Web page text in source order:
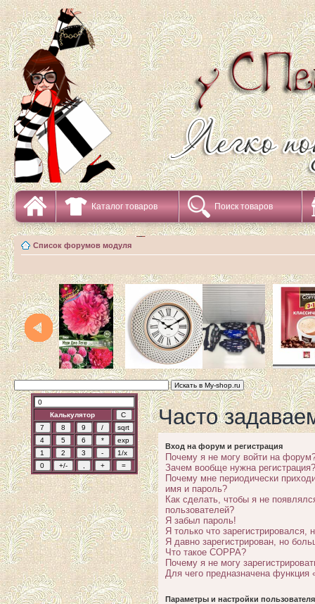
Каталог товаров Поиск товаров
Список форумов модуля
Калькулятор Часто
Вход на форум и регистрация
Почему я не могу войти на
Зачем вообще нужна регистрация?
Почему мне периодически
имя и пароль?
Как сделать, чтобы я не
пользователей?
Я забыл пароль!
Я только что зарегистрировался,
Я давно зарегистрирован, но
Что такое COPPA?
Почему я не могу
Для чего предназначена функция
Параметры и настройки пользователя